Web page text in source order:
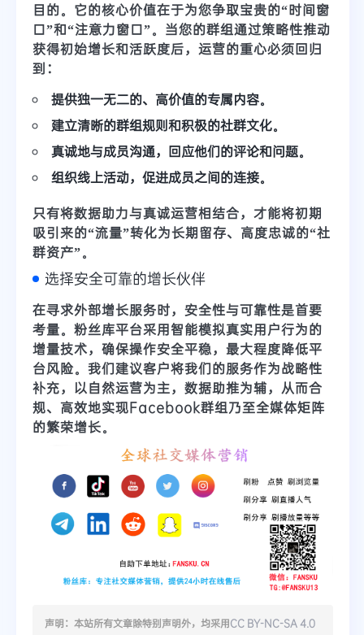
目的。它的核心价值在于为您争取宝贵的“时间窗
口”和“注意力窗口”。当您的群组通过策略性推动
获得初始增长和活跃度后，运营的重心必须回归
到：
提供独一无二的、高价值的专属内容。
建立清晰的群组规则和积极的社群文化。
真诚地与成员沟通，回应他们的评论和问题。
组织线上活动，促进成员之间的连接。
只有将数据助力与真诚运营相结合，才能将初期
吸引来的“流量”转化为长期留存、高度忠诚的“社
群资产”。
选择安全可靠的增长伙伴
在寻求外部增长服务时，安全性与可靠性是首要
考量。 粉丝库平台采用智能模拟真实用户行为的
增量技术，确保操作安全平稳，最大程度降低平
台风险。我们建议客户将我们的服务作为战略性
补充，以自然运营为主，数据助推为辅，从而合
规、高效地实现Facebook群组乃至全媒体矩阵
的繁荣增长。
声明：本站所有文章除特别声明外，均采用CC BY-NC-SA 4.0